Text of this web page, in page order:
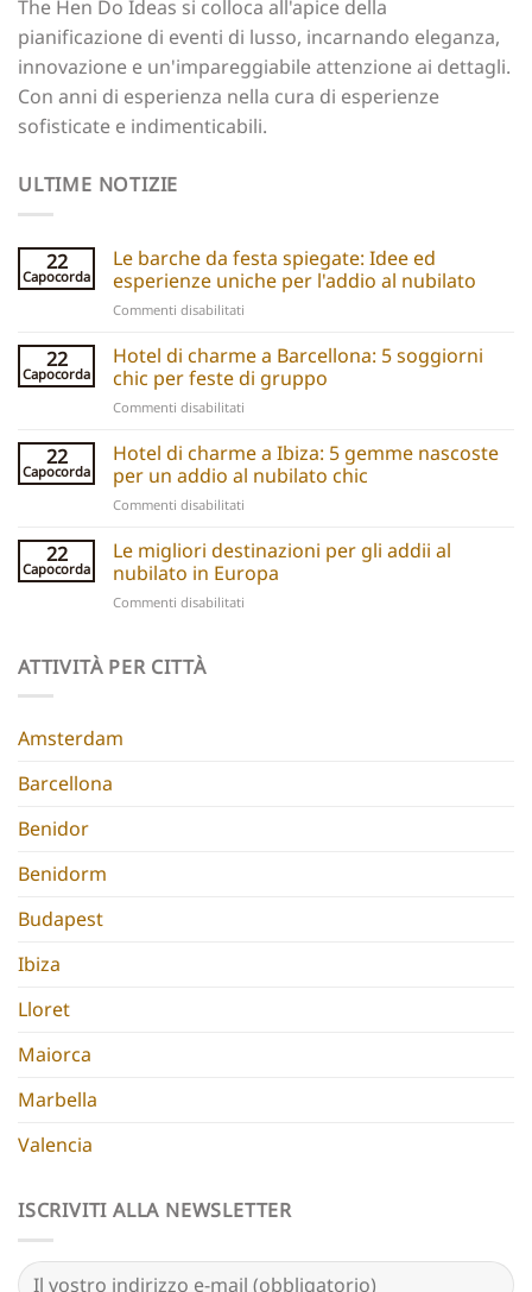
The Hen Do Ideas si colloca all'apice della
pianificazione di eventi di lusso, incarnando eleganza,
innovazione e un'impareggiabile attenzione ai dettagli.
Con anni di esperienza nella cura di esperienze
sofisticate e indimenticabili.
ULTIME NOTIZIE
22
Capocorda
Le barche da festa spiegate: Idee ed
esperienze uniche per l'addio al nubilato
Commenti disabilitati
boats
explained:
Unique
ideas
and
22
Capocorda
Hotel di charme a Barcellona: 5 soggiorni
chic per feste di gruppo
Commenti disabilitati
Boutique
Hotels:
5
for
Group
Parties
22
Capocorda
Hotel di charme a Ibiza: 5 gemme nascoste
per un addio al nubilato chic
Commenti disabilitati
Boutique
Hotels:
5
22
Capocorda
Le migliori destinazioni per gli addii al
nubilato in Europa
Commenti disabilitati
ATTIVITÀ PER CITTÀ
Amsterdam
Barcellona
Benidor
Benidorm
Budapest
Ibiza
Lloret
Maiorca
Marbella
Valencia
ISCRIVITI ALLA NEWSLETTER